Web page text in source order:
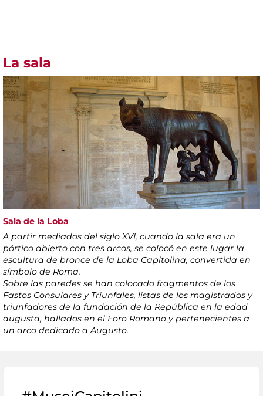
La sala
Sala de la Loba
A partir mediados del siglo XVI, cuando la sala era un
pórtico abierto con tres arcos, se colocó en este lugar la
escultura de bronce de la Loba Capitolina, convertida en
símbolo de Roma.
Sobre las paredes se han colocado fragmentos de los
Fastos Consulares y Triunfales, listas de los magistrados y
triunfadores de la fundación de la República en la edad
augusta, hallados en el Foro Romano y pertenecientes a
un arco dedicado a Augusto.